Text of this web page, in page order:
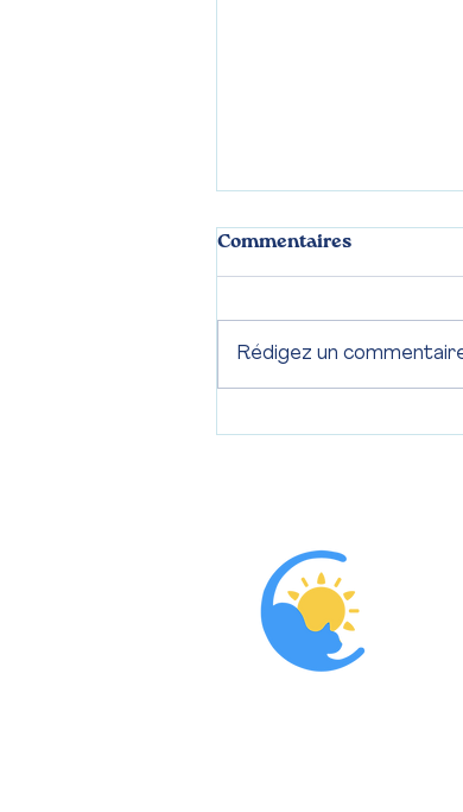
ULYSSE-2025
Commentaires
Rédigez un